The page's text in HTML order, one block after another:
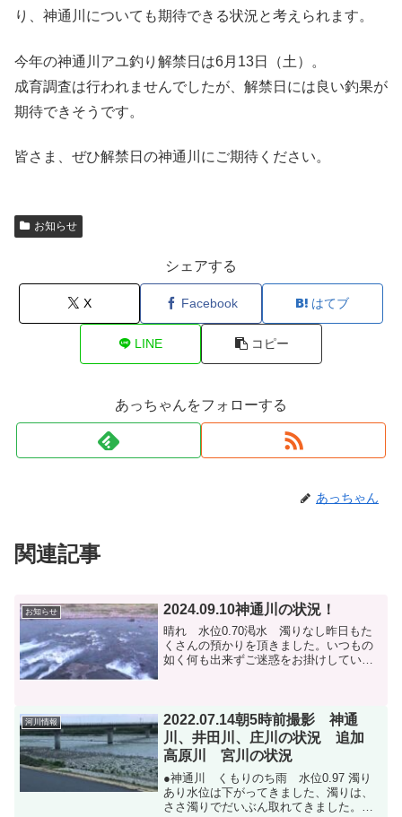
り、神通川についても期待できる状況と考えられます。
今年の神通川アユ釣り解禁日は6月13日（土）。
成育調査は行われませんでしたが、解禁日には良い釣果が
期待できそうです。
皆さま、ぜひ解禁日の神通川にご期待ください。
お知らせ
シェアする
X Facebook はてブ
LINE コピー
あっちゃんをフォローする
あっちゃん
関連記事
お知らせ 2024.09.10神通川の状況！
晴れ 水位0.70渇水 濁りなし昨日もた
くさんの預かりを頂きました。いつもの
如く何も出来ずご迷惑をお掛けしていま
か、全般的に...
河川情報
2022.07.14朝5時前撮影 神通
川、井田川、庄川の状況 追加
高原川 宮川の状況
●神通川 くもりのち雨 水位0.97 濁り
あり水位は下がってきました、濁りは、
ささ濁りでだいぶん取れてきました。今